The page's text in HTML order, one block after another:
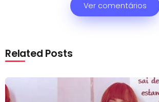
Ver comentários
Related Posts